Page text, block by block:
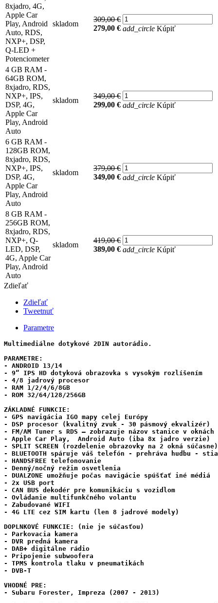
8xjadro, 4G,
Apple Car
Play, Android
Auto, RDS,
NXP+, DSP,
Q-LED +
Potenciometer
skladom
309,00 €
279,00 € add_circle Kúpiť
4 GB RAM -
64GB ROM,
8xjadro, RDS,
NXP+, IPS,
DSP, 4G,
Apple Car
Play, Android
Auto
skladom
349,00 €
299,00 € add_circle Kúpiť
6 GB RAM -
128GB ROM,
8xjadro, RDS,
NXP+, IPS,
DSP, 4G,
Apple Car
Play, Android
Auto
skladom
379,00 €
349,00 € add_circle Kúpiť
8 GB RAM -
256GB ROM,
8xjadro, RDS,
NXP+, Q-
LED, DSP,
4G, Apple Car
Play, Android
Auto
skladom
419,00 €
389,00 € add_circle Kúpiť
Zdieľať
Zdieľať
Tweetnuť
Parametre
Multimediálne dotykové 2DIN autorádio.
PARAMETRE:
- ANDROID 13/14
- 9“ IPS HD dotyková obrazovka s vysokým rozlíšením
- 4/8 jadrový procesor
- RAM 1/2/4/6/8GB
- ROM 32/64/128/256GB
ZÁKLADNÉ FUNKCIE:
- GPS navigácia IGO mapy celej Európy
- DSP procesor (kvalitný zvuk - 30 pásmový ekvalizér)
- FM/AM Tuner s RDS – zobrazuje názov stanice v oknách
- Apple Car Play,  Android Auto (iba 8x jadro verzie)
- SPLIT SCREEN (rozdelenie obrazovky na 2 okná súčasne)
- BLUETOOTH spáruje váš telefón - prehráva hudbu -
- HANDSFREE telefonovanie
- Denný/nočný režim osvetlenia
- DUALZONE umožňuje počas navigácie spúšťať iné médiá
- 2x USB port
- CAN BUS dekodér pre komunikáciu s vozidlom
- Ovládanie multifunkčného volantu
- Zabudované WIFI
- 4G LTE cez SIM kartu (len 8 jadrové modely)
DOPLNKOVÉ FUNKCIE: (nie je súčasťou)
- Parkovacia kamera
- DVR predná kamera
- DAB+ digitálne rádio
- Pripojenie subwoofera
- TPMS kontrola tlaku v pneumatikách
- DVB-T
VHODNÉ PRE:
- Subaru Forester, Impreza (2007 - 2013)